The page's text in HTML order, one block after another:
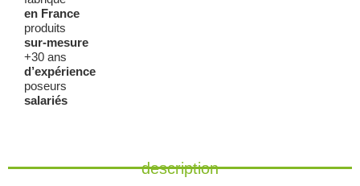
en France
produits
sur-mesure
+30 ans
d’expérience
poseurs
salariés
description